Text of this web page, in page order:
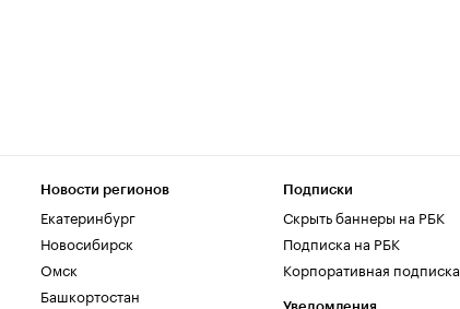
Новости регионов
Екатеринбург
Новосибирск
Омск
Башкортостан
Подписки
Скрыть баннеры на РБК
Подписка на РБК
Корпоративная подписка